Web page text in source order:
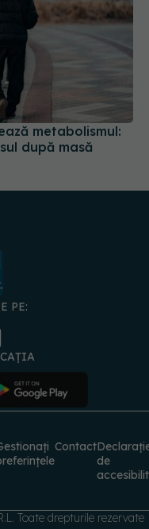
metabolismul:
după masă
PE:
Contact
de
Toate drepturile rezervate